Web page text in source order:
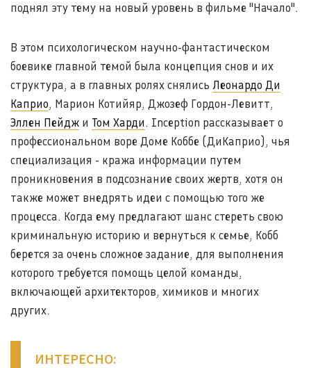
поднял эту тему на новый уровень в фильме "Начало".
В этом психологическом научно-фантастическом
боевике главной темой была концепция снов и их
структура, а в главных ролях снялись Леонардо Ди
Каприо, Марион Котийяр, Джозеф Гордон-Левитт,
Эллен Пейдж и Том Харди. Inception рассказывает о
профессиональном воре Доме Коббе (ДиКаприо), чья
специализация - кража информации путем
проникновения в подсознание своих жертв, хотя он
также может внедрять идеи с помощью того же
процесса. Когда ему предлагают шанс стереть свою
криминальную историю и вернуться к семье, Кобб
берется за очень сложное задание, для выполнения
которого требуется помощь целой команды,
включающей архитекторов, химиков и многих
других.
ИНТЕРЕСНО: